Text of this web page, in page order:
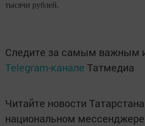
тысячи рублей.
Следите за самым важным
Telegram-канале Татмедиа
Читайте новости
национальном